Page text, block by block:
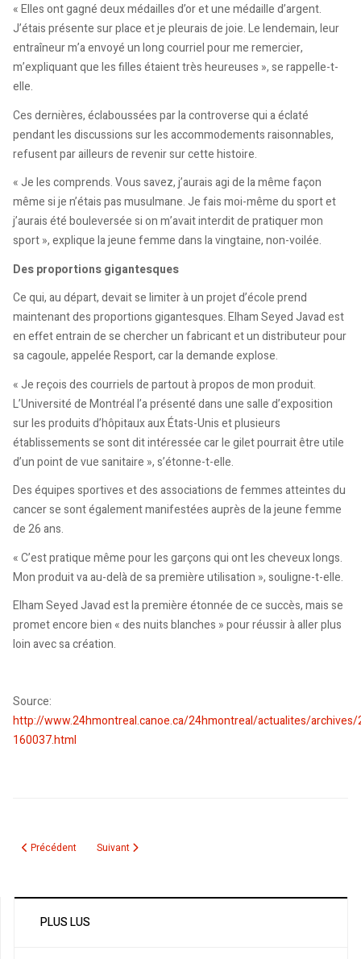
« Elles ont gagné deux médailles d’or et une médaille d’argent.
J’étais présente sur place et je pleurais de joie. Le lendemain, leur
entraîneur m’a envoyé un long courriel pour me remercier,
m’expliquant que les filles étaient très heureuses », se rappelle-t-
elle.
Ces dernières, éclaboussées par la controverse qui a éclaté
pendant les discussions sur les accommodements raisonnables,
refusent par ailleurs de revenir sur cette histoire.
« Je les comprends. Vous savez, j’aurais agi de la même façon
même si je n’étais pas musulmane. Je fais moi-même du sport et
j’aurais été bouleversée si on m’avait interdit de pratiquer mon
sport », explique la jeune femme dans la vingtaine, non-voilée.
Des proportions gigantesques
Ce qui, au départ, devait se limiter à un projet d’école prend
maintenant des proportions gigantesques. Elham Seyed Javad est
en effet entrain de se chercher un fabricant et un distributeur pour
sa cagoule, appelée Resport, car la demande explose.
« Je reçois des courriels de partout à propos de mon produit.
L’Université de Montréal l’a présenté dans une salle d’exposition
sur les produits d’hôpitaux aux États-Unis et plusieurs
établissements se sont dit intéressée car le gilet pourrait être utile
d’un point de vue sanitaire », s’étonne-t-elle.
Des équipes sportives et des associations de femmes atteintes du
cancer se sont également manifestées auprès de la jeune femme
de 26 ans.
« C’est pratique même pour les garçons qui ont les cheveux longs.
Mon produit va au-delà de sa première utilisation », souligne-t-elle.
Elham Seyed Javad est la première étonnée de ce succès, mais se
promet encore bien « des nuits blanches » pour réussir à aller plus
loin avec sa création.
Source:
http://www.24hmontreal.canoe.ca/24hmontreal/actualites/
160037.html
Article précédent : Le Caire renonce à l’organisation de la CAN de
Précédent Article suivant : Championnats d'Afrique de lutte: l'Algérie
Suivant
PLUS LUS